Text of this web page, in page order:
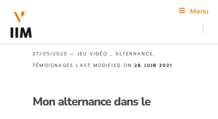
Menu
27/05/2020 — JEU VIDÉO , ALTERNANCE,
TÉMOIGNAGES LAST MODIFIED ON28 JUIN 2021
Mon alternance dans le